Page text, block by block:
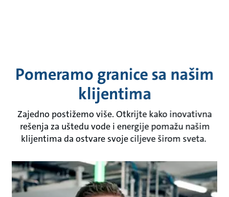
Pomeramo granice sa našim
klijentima
Zajedno postižemo više. Otkrijte kako inovativna
rešenja za uštedu vode i energije pomažu našim
klijentima da ostvare svoje ciljeve širom sveta.